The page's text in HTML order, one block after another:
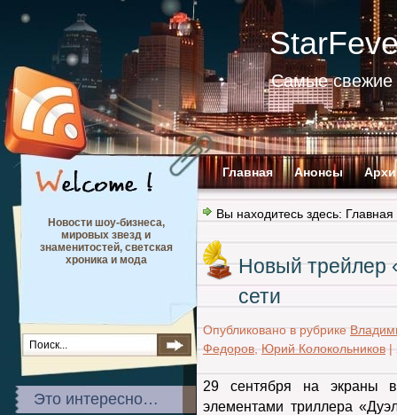
Самые свежие
Главная Анонсы
Новости шоу-бизнеса,
мировых звезд и
знаменитостей, светская
хроника и мода
Это интересно…
Вы находитесь здесь: Главная
Новый трейлер
сети
Опубликовано в рубрике
Федоров Юрий Колокольников |
29 сентября на экраны
элементами триллера